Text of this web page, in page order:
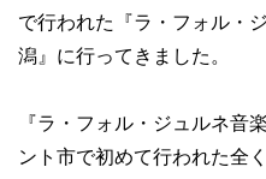
で行われた『ラ・フォル・
潟』に行ってきました。
『ラ・フォル・ジュルネ音
ント市で初めて行われた全